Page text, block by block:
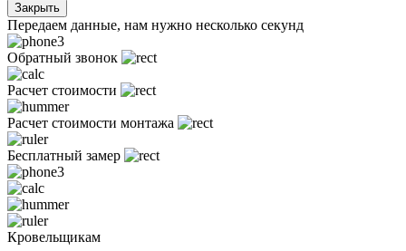
Закрыть
Передаем данные, нам нужно несколько секунд
Обратный звонок
Расчет стоимости
Расчет стоимости монтажа
Бесплатный замер
Кровельщикам